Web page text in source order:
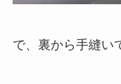
で、裏から手縫い